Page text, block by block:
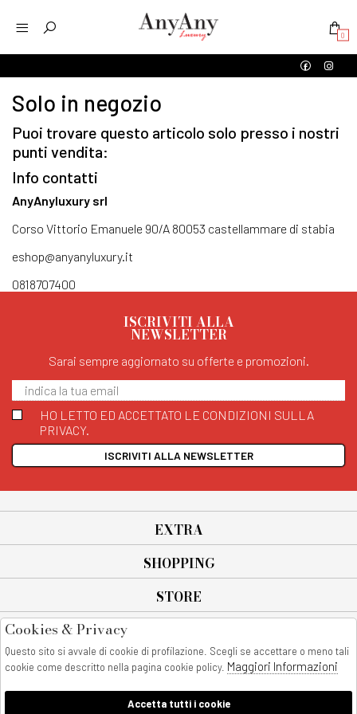
0
Solo in negozio
Puoi trovare questo articolo solo presso i nostri
punti vendita:
Info contatti
AnyAnyluxury srl
Corso Vittorio Emanuele 90/A 80053 castellammare di stabia
eshop@anyanyluxury.it
0818707400
ISCRIVITI ALLA
NEWSLETTER
Sarai sempre aggiornato su offerte e promozioni.
HO LETTO ED ACCETTATO LE CONDIZIONI SULLA
PRIVACY.
ISCRIVITI ALLA NEWSLETTER
EXTRA
SHOPPING
STORE
All rights reserved - © Copyright 2026
AnyAnyluxury srl - Sede Legale: Corso Vittorio Emanuele 90/A - 80053
castellammare di stabia - Italia
Cookies & Privacy
Questo sito si avvale di cookie di profilazione. Scegli se accettare o meno tali
cookie come descritto nella pagina cookie policy. Maggiori Informazioni
Accetta tutti i cookie